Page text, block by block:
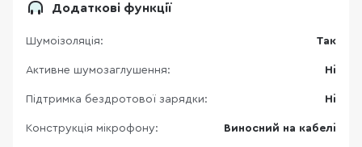
Додаткові функції
Шумоізоляція: Так
Активне шумозаглушення: Ні
Підтримка бездротової зарядки: Ні
Конструкція мікрофону: Виносний на кабелі